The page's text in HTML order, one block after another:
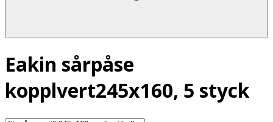
Eakin sårpåse
kopplvert245x160, 5 styck